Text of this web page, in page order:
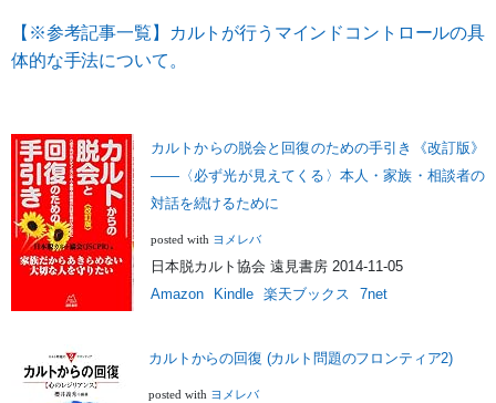
【※参考記事一覧】カルトが行うマインドコントロールの具
体的な手法について。
カルトからの脱会と回復のための手引き《改訂版》
――〈必ず光が見えてくる〉本人・家族・相談者の
対話を続けるために
posted with ヨメレバ
日本脱カルト協会 遠見書房 2014-11-05
Amazon
Kindle 楽天ブックス 7net
カルトからの回復 (カルト問題のフロンティア2)
posted with ヨメレバ